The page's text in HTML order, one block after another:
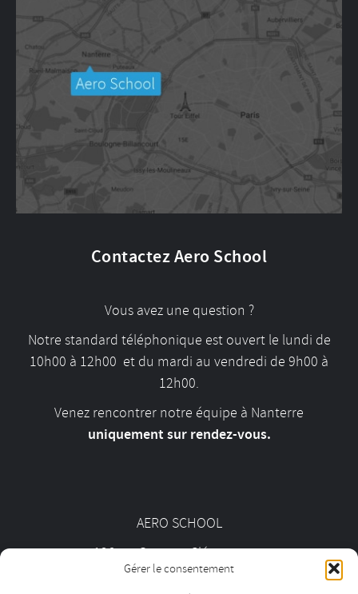
Gérer le consentement
Contactez Aero School
Vous avez une question ?
Notre standard téléphonique est ouvert le lundi de
10h00 à 12h00 et du mardi au vendredi de 9h00 à
12h00.
Venez rencontrer notre équipe à Nanterre
uniquement sur rendez-vous.
AERO SCHOOL
126 av. Georges Clémenceau